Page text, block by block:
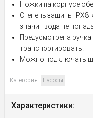
Ножки на корпусе
Степень защиты IPX8
значит вода не
Предусмотрена
транспортировать.
Можно подключать
Категория: Насосы
Характеристики: